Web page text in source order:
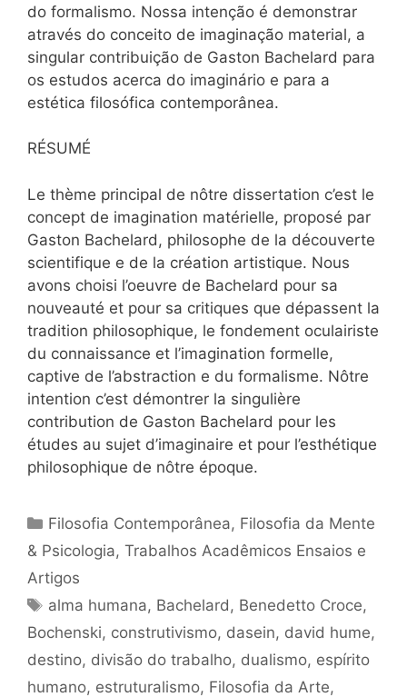
do formalismo. Nossa intenção é demonstrar
através do conceito de imaginação material, a
singular contribuição de Gaston Bachelard para
os estudos acerca do imaginário e para a
estética filosófica contemporânea.
RÉSUMÉ
Le thème principal de nôtre dissertation c’est le
concept de imagination matérielle, proposé par
Gaston Bachelard, philosophe de la découverte
scientifique e de la création artistique. Nous
avons choisi l’oeuvre de Bachelard pour sa
nouveauté et pour sa critiques que dépassent la
tradition philosophique, le fondement oculairiste
du connaissance et l’imagination formelle,
captive de l’abstraction e du formalisme. Nôtre
intention c’est démontrer la singulière
contribution de Gaston Bachelard pour les
études au sujet d’imaginaire et pour l’esthétique
philosophique de nôtre époque.
Categorias
Filosofia Contemporânea, Filosofia da Mente
& Psicologia, Trabalhos Acadêmicos Ensaios e
Artigos
Tags
alma humana, Bachelard , Benedetto Croce,
Bochenski, construtivismo, dasein, david hume,
destino, divisão do trabalho, dualismo, espírito
humano, estruturalismo, Filosofia da Arte,